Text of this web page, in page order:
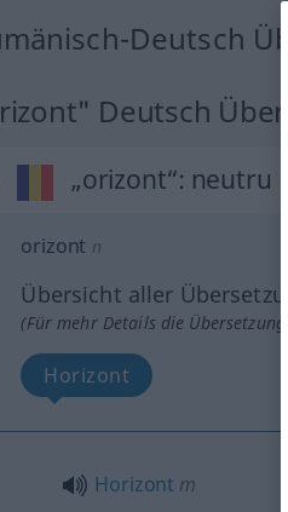
Deutsch
Deutsch
„orizont“: neutru
orizont n
Übersicht aller
(Für mehr Details die
Horizont
Horizont m